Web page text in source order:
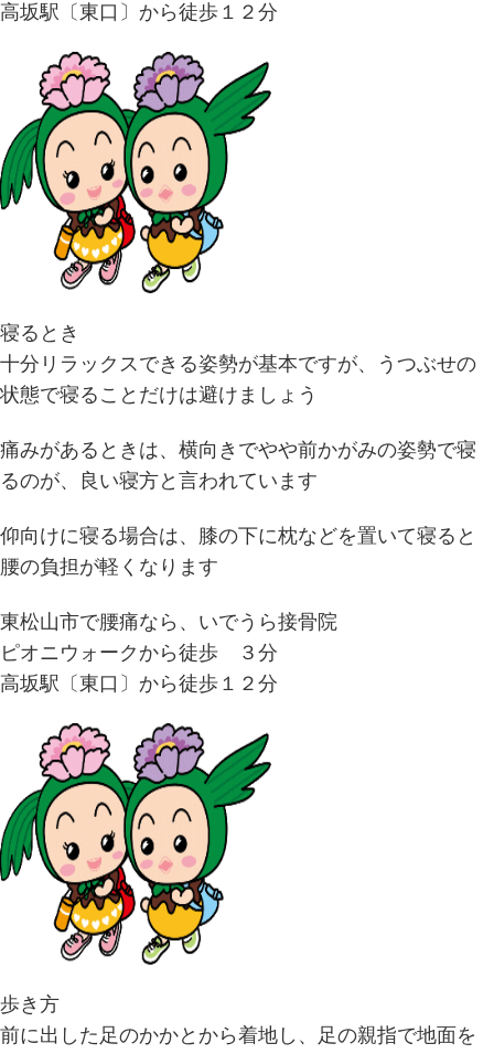
高坂駅〔東口〕から徒歩１２分
寝るとき
十分リラックスできる姿勢が基本ですが、うつぶせの
状態で寝ることだけは避けましょう
痛みがあるときは、横向きでやや前かがみの姿勢で寝
るのが、良い寝方と言われています
仰向けに寝る場合は、膝の下に枕などを置いて寝ると
腰の負担が軽くなります
東松山市で腰痛なら、いでうら接骨院
ピオニウォークから徒歩 ３分
高坂駅〔東口〕から徒歩１２分
歩き方
前に出した足のかかとから着地し、足の親指で地面を